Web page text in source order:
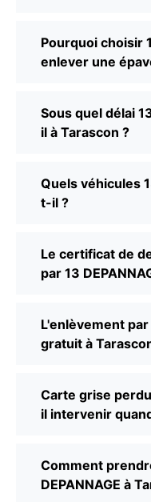
Pourquoi choisir
enlever une
Sous quel délai
il à Tarascon ?
Quels véhicules
t-il ?
Le certificat de
par 13
L'enlèvement par
gratuit à
Carte grise
il intervenir
Comment
DEPANNAGE à